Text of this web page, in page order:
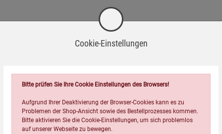
Cookie-Einstellungen
Bitte prüfen Sie Ihre Cookie Einstellungen des Browsers!
Aufgrund Ihrer Deaktivierung der Browser-Cookies kann es zu
Problemen der Shop-Ansicht sowie des Bestellprozesses kommen.
Bitte aktivieren Sie die Cookie-Einstellungen, um sich problemlos
auf unserer Webseite zu bewegen.